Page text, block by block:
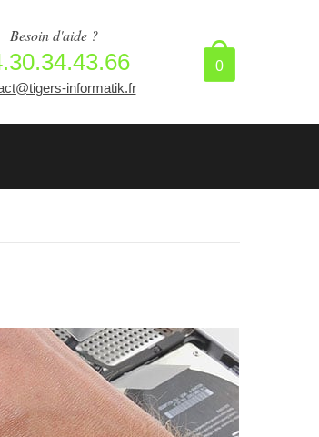
Besoin d'aide ?
informatik.fr
0